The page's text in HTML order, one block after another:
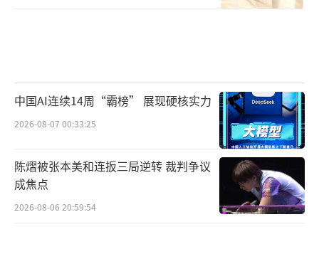
中国AI连续14周“霸榜” 展现硬核实力
2026-08-07 00:33:25
陈熠被张本美和连扳三局逆转 裁判争议
成焦点
2026-08-06 20:59:54